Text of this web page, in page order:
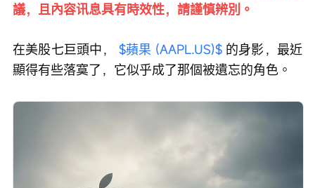
議，且內容讯息具有時效性，請謹慎辨別。
在美股七巨頭中， $蘋果 (AAPL.US)$ 的身影，最近
顯得有些落寞了，它似乎成了那個被遺忘的角色。